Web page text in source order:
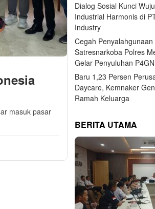
masuk pasar
Dialog Sosial Kunci
Industrial Harmonis di
Industry
Cegah
Satresnarkoba Polres
Gelar Penyuluhan
Baru 1,23 Persen
Daycare, Kemnaker
Ramah Keluarga
BERITA UTAMA